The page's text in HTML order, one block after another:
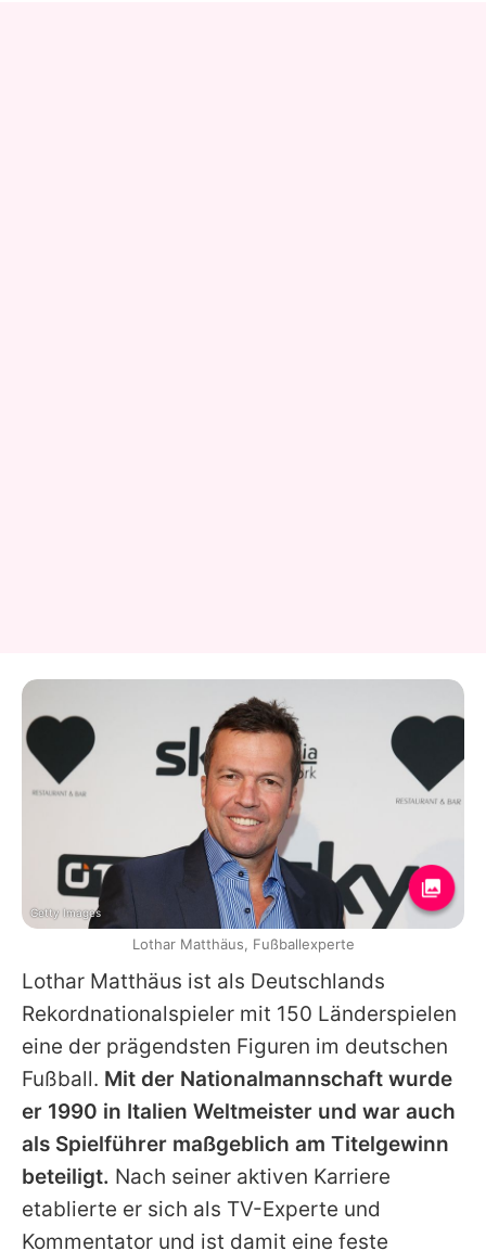
Lothar Matthäus ist als Deutschlands
Rekordnationalspieler mit 150 Länderspielen
eine der prägendsten Figuren im deutschen
Fußball. Mit der Nationalmannschaft wurde
er 1990 in Italien Weltmeister und war auch
als Spielführer maßgeblich am Titelgewinn
beteiligt. Nach seiner aktiven Karriere
etablierte er sich als TV-Experte und
Kommentator und ist damit eine feste
Getty Images
Lothar Matthäus, Fußballexperte